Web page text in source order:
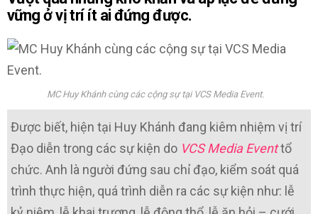
vững ở vị trí ít ai đứng được.
MC Huy Khánh cùng các cộng sự tại VCS Media Event.
Được biết, hiện tại Huy Khánh đang kiêm nhiệm vị trí
Đạo diễn trong các sự kiện do VCS Media Eventtổ
chức. Anh là người đứng sau chỉ đạo, kiểm soát quá
trình thực hiện, quá trình diễn ra các sự kiện như: lễ